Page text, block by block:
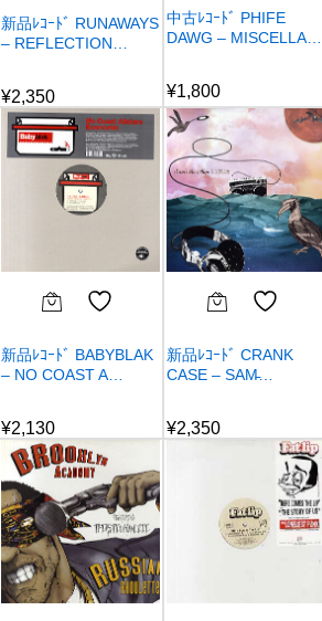
新品ﾚｺｰﾄﾞ RUNAWAYS
– REFLECTION…
¥2,350
中古ﾚｺｰﾄﾞ PHIFE
DAWG – MISCELLA…
¥1,800
新品ﾚｺｰﾄﾞ BABYBLAK
– NO COAST A…
¥2,130
新品ﾚｺｰﾄﾞ CRANK
CASE – SAM̵…
¥2,350